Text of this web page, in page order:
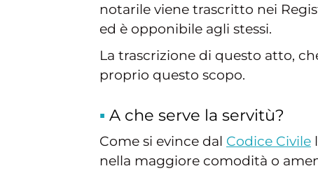
notarile viene trascritto nei
ed è opponibile agli stessi.
La trascrizione di questo atto,
proprio questo scopo.
A che serve la servitù?
Come si evince dal Codice Civile
nella maggiore comodità o